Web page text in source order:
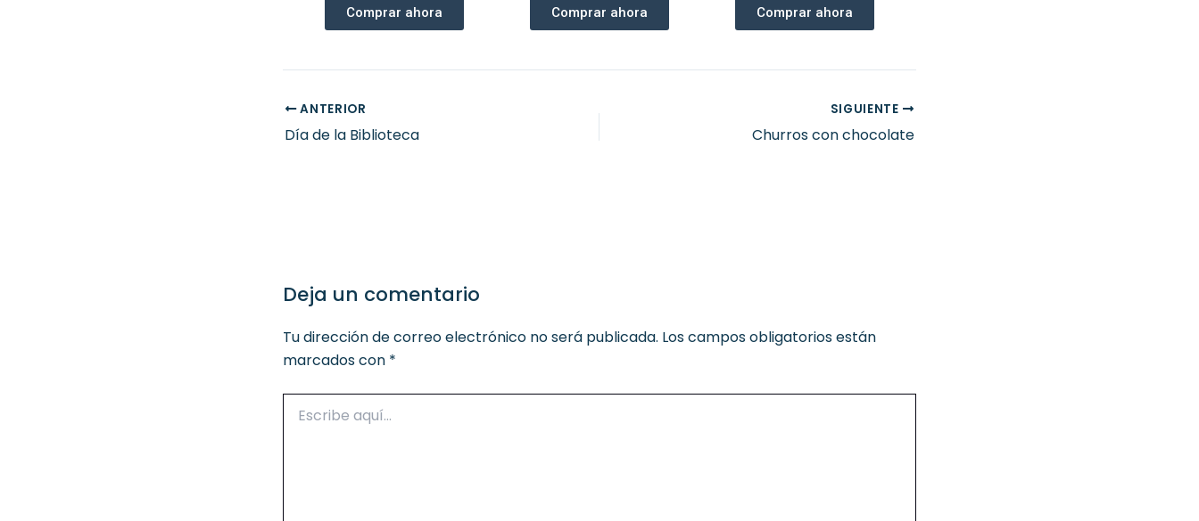
Comprar ahora Comprar ahora Comprar ahora
ANTERIOR
Día de la Biblioteca
SIGUIENTE
Churros con chocolate
Deja un comentario
Tu dirección de correo electrónico no será publicada. Los campos obligatorios están
marcados con *
aquí...